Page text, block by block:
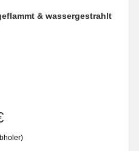
& wassergestrahlt